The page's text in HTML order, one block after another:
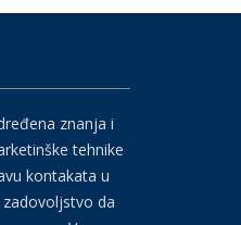
znanja i
tehnike
kontakata u
da